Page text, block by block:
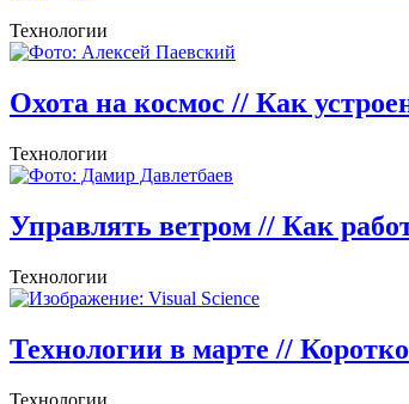
Технологии
Охота на космос // Как
Технологии
Управлять ветром // Как
Технологии
Технологии в марте //
Технологии